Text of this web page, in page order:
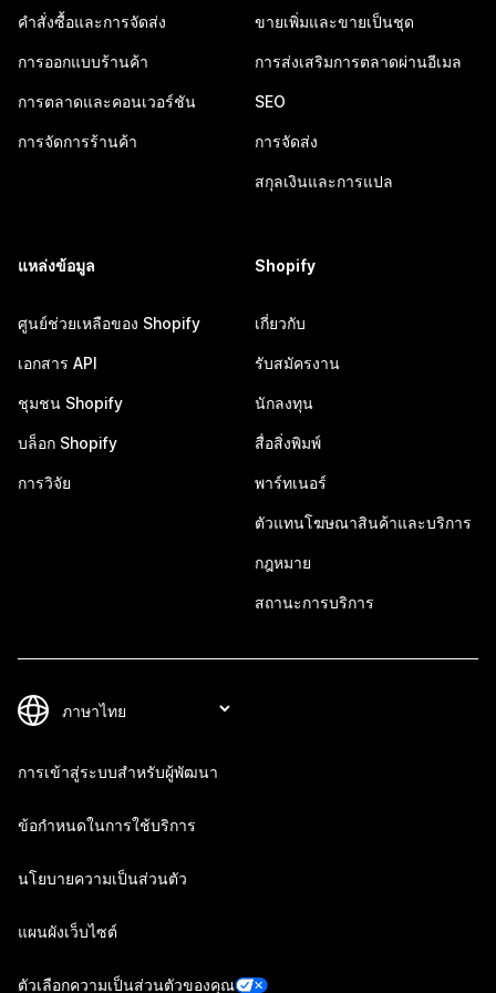
คำสั่งซื้อและการจัดส่ง
การออกแบบร้านค้า
การตลาดและคอนเวอร์ชัน
การจัดการร้านค้า
ขายเพิ่มและขายเป็นชุด
การส่งเสริมการตลาดผ่านอีเมล
SEO
การจัดส่ง
สกุลเงินและการแปล
แหล่งข้อมูล
ศูนย์ช่วยเหลือของ Shopify
เอกสาร API
ชุมชน Shopify
บล็อก Shopify
การวิจัย
Shopify
เกี่ยวกับ
รับสมัครงาน
นักลงทุน
สื่อสิ่งพิมพ์
พาร์ทเนอร์
ตัวแทนโฆษณาสินค้าและบริการ
กฎหมาย
สถานะการบริการ
การเข้าสู่ระบบสำหรับผู้พัฒนา
ข้อกำหนดในการใช้บริการ
นโยบายความเป็นส่วนตัว
แผนผังเว็บไซต์
ตัวเลือกความเป็นส่วนตัวของคุณ